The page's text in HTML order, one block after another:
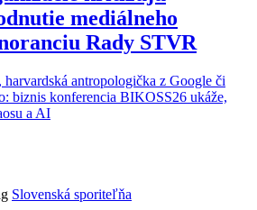
mediálneho
Rady STVR
Slovenská sporiteľňa